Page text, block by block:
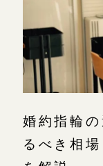
婚約指輪
るべき相
オーダー